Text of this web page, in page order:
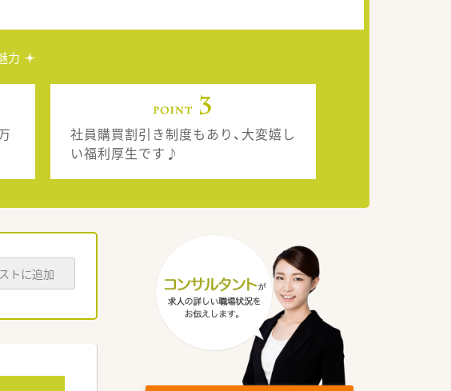
力
社員購買割引き制度もあり、大変嬉し
い福利厚生です♪
トに追加